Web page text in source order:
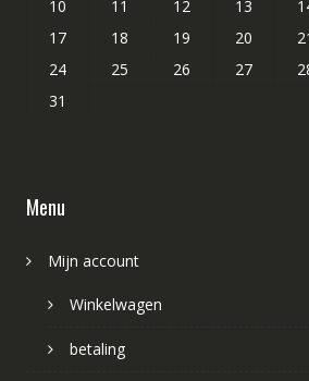
10
11 12 13
17
18 19 20
24
25 26 27
31
Menu
Mijn account
Winkelwagen
betaling